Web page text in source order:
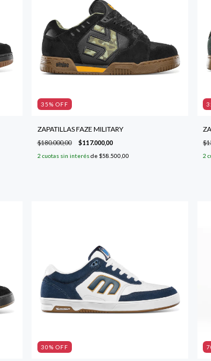
35% OFF
ZAPATILLAS FAZE MILITARY
$180.000,00 $117.000,00
2 cuotas sin interésde $58.500,00 2
30% OFF